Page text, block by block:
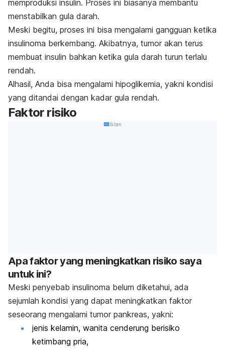
memproduksi insulin. Proses ini biasanya membantu
menstabilkan gula darah.
Meski begitu, proses ini bisa mengalami gangguan ketika
insulinoma berkembang. Akibatnya, tumor akan terus
membuat insulin bahkan ketika gula darah turun terlalu
rendah.
Alhasil, Anda bisa mengalami hipoglikemia, yakni kondisi
yang ditandai dengan kadar gula rendah.
Faktor risiko
Iklan
Apa faktor yang meningkatkan risiko saya
untuk ini?
Meski penyebab insulinoma belum diketahui, ada
sejumlah kondisi yang dapat meningkatkan faktor
seseorang mengalami tumor pankreas, yakni:
jenis kelamin, wanita cenderung berisiko
ketimbang pria,